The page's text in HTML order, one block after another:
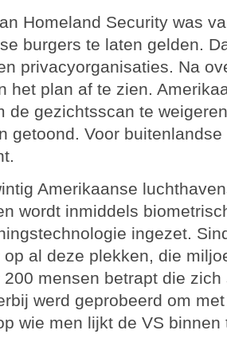
Homeland Security was
burgers te laten gelden.
privacyorganisaties. Na
het plan af te zien.
de gezichtsscan te
getoond. Voor
Amerikaanse
wordt inmiddels
ingezet.
al deze plekken, die
mensen betrapt die
werd geprobeerd om
wie men lijkt de VS binnen